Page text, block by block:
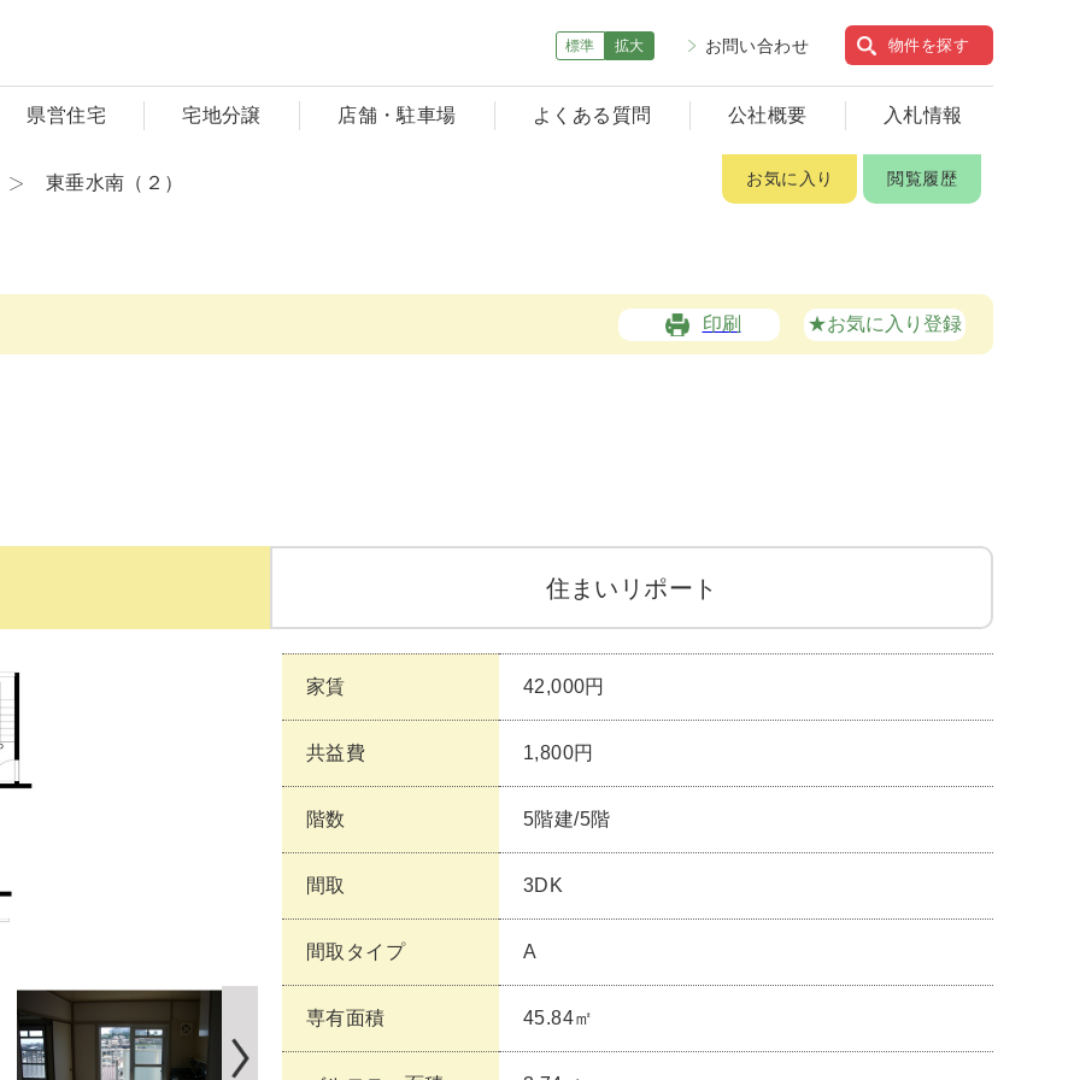
標準 拡大 お問い合わせ 物件を探す
県営住宅 宅地分譲 店舗・駐車場 よくある質問 公社概要 入札情報
お気に入り 閲覧履歴
東垂水南（２）
印刷 ★お気に入り登録
住まいリポート
家賃 42,000円
共益費 1,800円
階数 5階建/5階
間取 3DK
間取タイプ A
専有面積 45.84㎡